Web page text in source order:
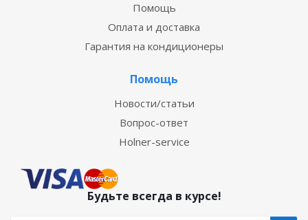
Помощь
Оплата и доставка
Гарантия на кондиционеры
Помощь
Новости/статьи
Вопрос-ответ
Holner-service
Будьте всегда в курсе!